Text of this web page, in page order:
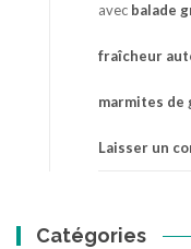
avec balade
fraîcheur
marmites de
Laisser un
Catégories